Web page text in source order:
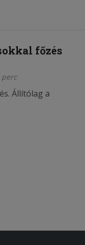
főzés
perc
Állítólag a